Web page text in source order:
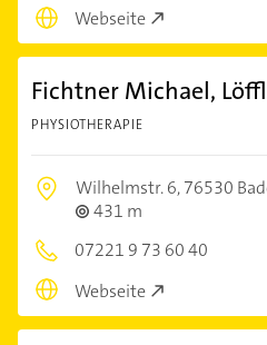
Webseite
Fichtner Michael,
PHYSIOTHERAPIE
Wilhelmstr. 6,76530
431 m
07221 9 73 60 40
Webseite